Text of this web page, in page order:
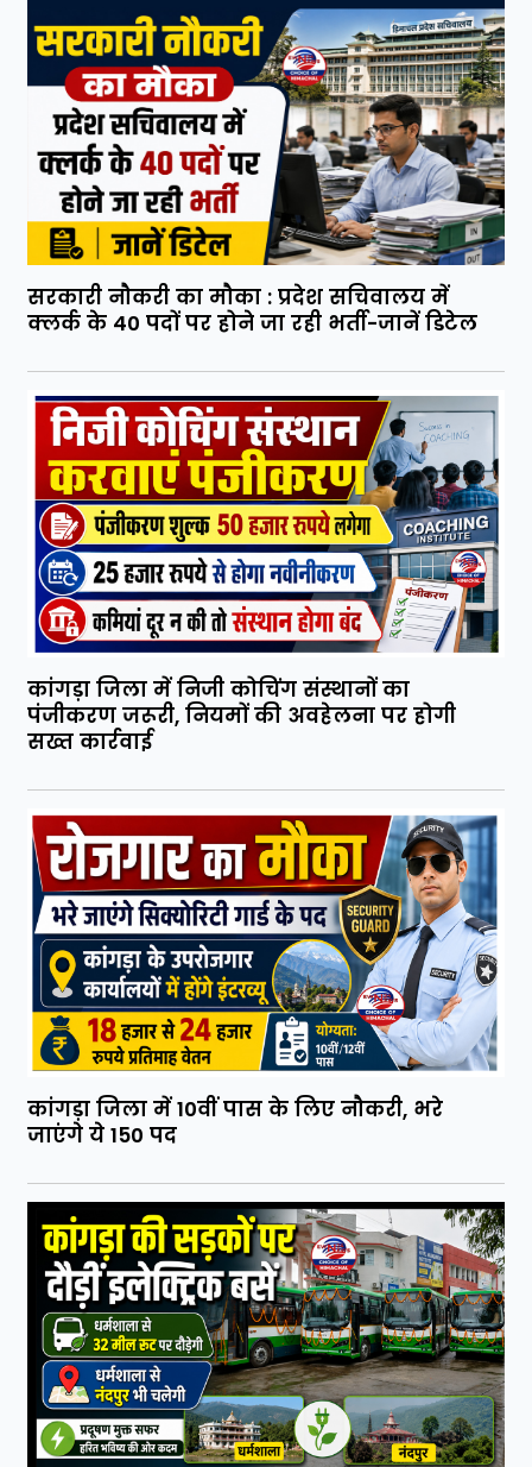
सरकारी नौकरी का मौका : प्रदेश सचिवालय में
क्लर्क के 40 पदों पर होने जा रही भर्ती-जानें डिटेल
कांगड़ा जिला में निजी कोचिंग संस्थानों का
पंजीकरण जरूरी, नियमों की अवहेलना पर होगी
सख्त कार्रवाई
कांगड़ा जिला में 10वीं पास के लिए नौकरी, भरे
जाएंगे ये 150 पद